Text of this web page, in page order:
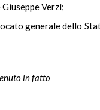
Verzì;
generale dello
in fatto